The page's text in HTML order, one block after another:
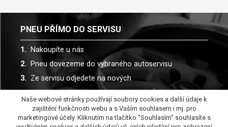
PNEU PŘÍMO DO SERVISU
Nakoupíte u nás
Pneu dovezeme do vybraného autoservisu
Ze servisu odjedete na nových
Spolupracujeme s více než 30 autoservisy
Naše webové stránky používají soubory cookies a další údaje k
zajištění funkčnosti webu a s Vaším souhlasem i mj. pro
marketingové účely. Kliknutím na tlačítko "Souhlasím" souhlasíte s